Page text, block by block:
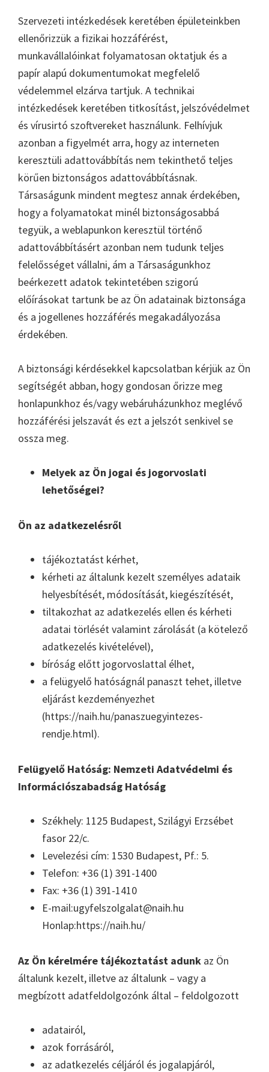
Szervezeti intézkedések keretében épületeinkben
ellenőrizzük a fizikai hozzáférést,
munkavállalóinkat folyamatosan oktatjuk és a
papír alapú dokumentumokat megfelelő
védelemmel elzárva tartjuk. A technikai
intézkedések keretében titkosítást, jelszóvédelmet
és vírusirtó szoftvereket használunk. Felhívjuk
azonban a figyelmét arra, hogy az interneten
keresztüli adattovábbítás nem tekinthető teljes
körűen biztonságos adattovábbításnak.
Társaságunk mindent megtesz annak érdekében,
hogy a folyamatokat minél biztonságosabbá
tegyük, a weblapunkon keresztül történő
adattovábbításért azonban nem tudunk teljes
felelősséget vállalni, ám a Társaságunkhoz
beérkezett adatok tekintetében szigorú
előírásokat tartunk be az Ön adatainak biztonsága
és a jogellenes hozzáférés megakadályozása
érdekében.
A biztonsági kérdésekkel kapcsolatban kérjük az Ön
segítségét abban, hogy gondosan őrizze meg
honlapunkhoz és/vagy webáruházunkhoz meglévő
hozzáférési jelszavát és ezt a jelszót senkivel se
ossza meg.
Melyek az Ön jogai és jogorvoslati
lehetőségei?
Ön az adatkezelésről
tájékoztatást kérhet,
kérheti az általunk kezelt személyes adataik
helyesbítését, módosítását, kiegészítését,
tiltakozhat az adatkezelés ellen és kérheti
adatai törlését valamint zárolását (a kötelező
adatkezelés kivételével),
bíróság előtt jogorvoslattal élhet,
a felügyelő hatóságnál panaszt tehet, illetve
eljárást kezdeményezhet
(https://naih.hu/panaszuegyintezes-
rendje.html).
Felügyelő Hatóság: Nemzeti Adatvédelmi és
Információszabadság Hatóság
Székhely: 1125 Budapest, Szilágyi Erzsébet
fasor 22/c.
Levelezési cím: 1530 Budapest, Pf.: 5.
Telefon: +36 (1) 391-1400
Fax: +36 (1) 391-1410
E-mail:ugyfelszolgalat@naih.hu
Honlap:https://naih.hu/
Az Ön kérelmére tájékoztatást adunk az Ön
általunk kezelt, illetve az általunk – vagy a
megbízott adatfeldolgozónk által – feldolgozott
adatairól,
azok forrásáról,
az adatkezelés céljáról és jogalapjáról,